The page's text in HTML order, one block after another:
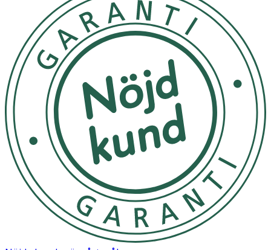
Förvaras i rumstemperatur
OK för gravida och ammande:
Ingredienser:
SimmondsiaChinensisSeedOil*, PerseaGratissimaOil*,
Aloe BarbadensisLeafJuice*, Olea EuropaeaLeafExtract,
Angelica ArchangelicaExtract, ZingiberOfficinale Extract,
Curcuma ZedoariaRootExtract, CinnamomumCamphora,
Gentiana LuteaRootExtract, Fraxinus OrnusSeedExtract,
CrocusSativusExtract, CinnamomumZeylanicumBark
Extract, Elettaria CardamomumSeedExtract,
RubusIdaeusSeedOil, Tocopherol,
BoswelliaCarteriiGumOil**,
MelaleucaAlternifoliaLeafOil**,
RosmarinusOfficinalisLeafOil**,
PogostemonCablinLeafOil** *Certified organic
ingredient **Essentialoil (Less than 0.01%)